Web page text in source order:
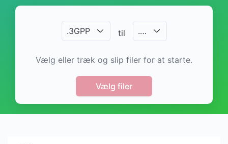
.3GPP til .…
Vælg eller træk og slip filer for at starte.
Vælg filer